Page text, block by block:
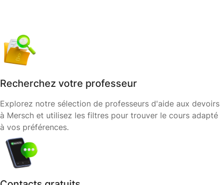
Recherchez votre professeur
Explorez notre sélection de professeurs d'aide aux devoirs
à Mersch et utilisez les filtres pour trouver le cours adapté
à vos préférences.